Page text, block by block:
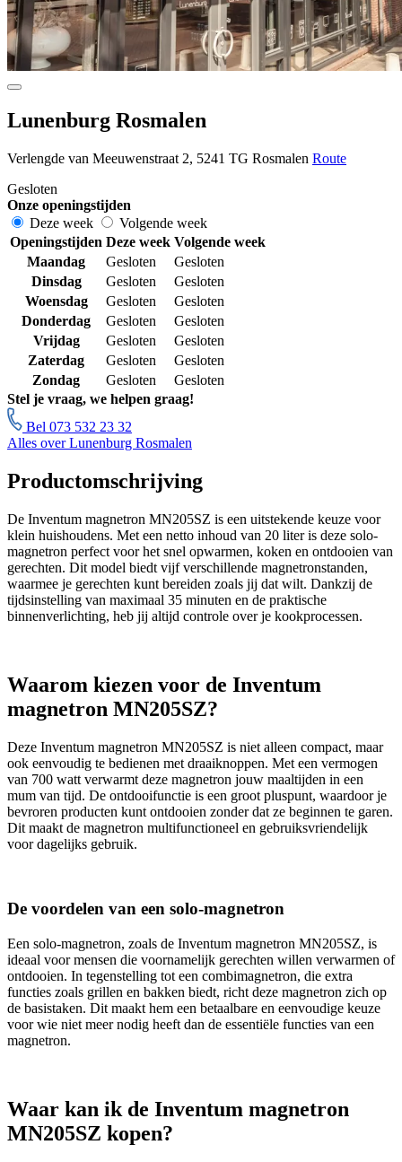
Lunenburg Rosmalen
Verlengde van Meeuwenstraat 2, 5241 TG Rosmalen Route
Gesloten
Onze openingstijden
Deze week
Volgende week
Openingstijden Deze week Volgende week
Maandag
Gesloten
Gesloten
Dinsdag
Gesloten
Gesloten
Woensdag
Gesloten
Gesloten
Donderdag
Gesloten
Gesloten
Vrijdag
Gesloten
Gesloten
Zaterdag
Gesloten
Gesloten
Zondag
Gesloten
Gesloten
Stel je vraag, we helpen graag!
Bel 073 532 23 32
Alles over Lunenburg Rosmalen
Productomschrijving
De Inventum magnetron MN205SZ is een uitstekende keuze voor
klein huishoudens. Met een netto inhoud van 20 liter is deze solo-
magnetron perfect voor het snel opwarmen, koken en ontdooien van
gerechten. Dit model biedt vijf verschillende magnetronstanden,
waarmee je gerechten kunt bereiden zoals jij dat wilt. Dankzij de
tijdsinstelling van maximaal 35 minuten en de praktische
binnenverlichting, heb jij altijd controle over je kookprocessen.
Waarom kiezen voor de Inventum
magnetron MN205SZ?
Deze Inventum magnetron MN205SZ is niet alleen compact, maar
ook eenvoudig te bedienen met draaiknoppen. Met een vermogen
van 700 watt verwarmt deze magnetron jouw maaltijden in een
mum van tijd. De ontdooifunctie is een groot pluspunt, waardoor je
bevroren producten kunt ontdooien zonder dat ze beginnen te garen.
Dit maakt de magnetron multifunctioneel en gebruiksvriendelijk
voor dagelijks gebruik.
De voordelen van een solo-magnetron
Een solo-magnetron, zoals de Inventum magnetron MN205SZ, is
ideaal voor mensen die voornamelijk gerechten willen verwarmen of
ontdooien. In tegenstelling tot een combimagnetron, die extra
functies zoals grillen en bakken biedt, richt deze magnetron zich op
de basistaken. Dit maakt hem een betaalbare en eenvoudige keuze
voor wie niet meer nodig heeft dan de essentiële functies van een
magnetron.
Waar kan ik de Inventum magnetron
MN205SZ kopen?